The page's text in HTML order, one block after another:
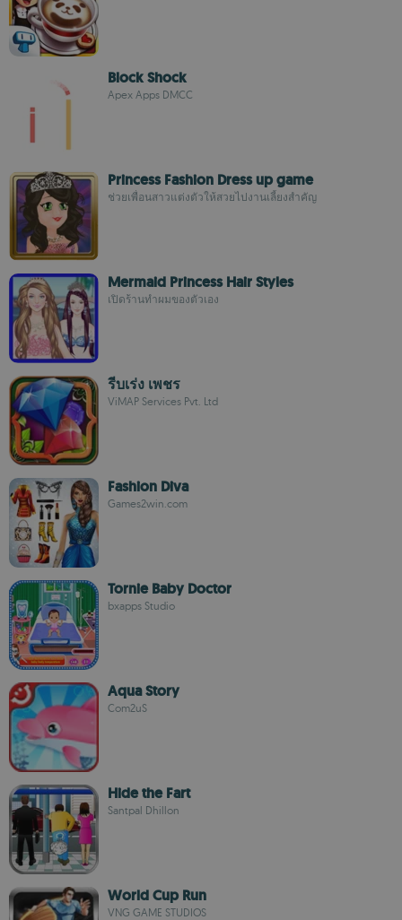
Block Shock
Apex Apps DMCC
Princess Fashion Dress up game
ช่วยเพื่อนสาวแต่งตัวให้สวยไปงานเลี้ยงสำคัญ
Mermaid Princess Hair Styles
เปิดร้านทำผมของตัวเอง
รีบเร่ง เพชร
ViMAP Services Pvt. Ltd
Fashion Diva
Games2win.com
Tornie Baby Doctor
bxapps Studio
Aqua Story
Com2uS
Hide the Fart
Santpal Dhillon
World Cup Run
VNG GAME STUDIOS